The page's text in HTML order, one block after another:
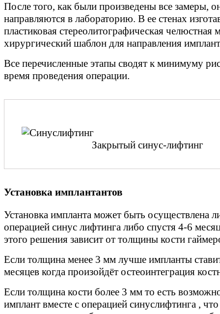
После того, как были произведены все замеры,
направляются в лабораторию. В ее стенах
пластиковая стереолитографическая челюстная
хирургический шаблон для направления
Все перечисленные этапы сводят к минимуму
время проведения операции.
Закрытый синус-лифтинг
Установка имплантантов
Установка импланта может быть осуществлена
операцией синус лифтинга либо спустя 4-6
этого решения зависит от толщины кости
Если толщина менее 3 мм лучше импланты
месяцев когда произойдёт остеоинтеграция
Если толщина кости более 3 мм то есть
имплант вместе с операцией синуслифтинга ,